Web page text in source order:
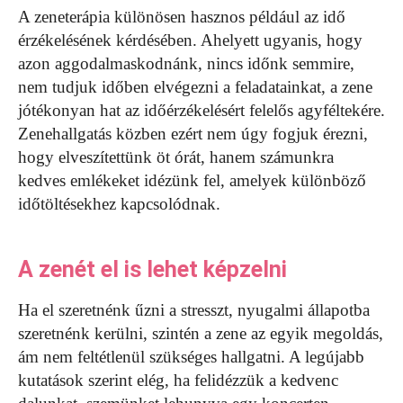
A zeneterápia különösen hasznos például az idő
érzékelésének kérdésében. Ahelyett ugyanis, hogy
azon aggodalmaskodnánk, nincs időnk semmire,
nem tudjuk időben elvégezni a feladatainkat, a zene
jótékonyan hat az időérzékelésért felelős agyféltekére.
Zenehallgatás közben ezért nem úgy fogjuk érezni,
hogy elveszítettünk öt órát, hanem számunkra
kedves emlékeket idézünk fel, amelyek különböző
időtöltésekhez kapcsolódnak.
A zenét el is lehet képzelni
Ha el szeretnénk űzni a stresszt, nyugalmi állapotba
szeretnénk kerülni, szintén a zene az egyik megoldás,
ám nem feltétlenül szükséges hallgatni. A legújabb
kutatások szerint elég, ha felidézzük a kedvenc